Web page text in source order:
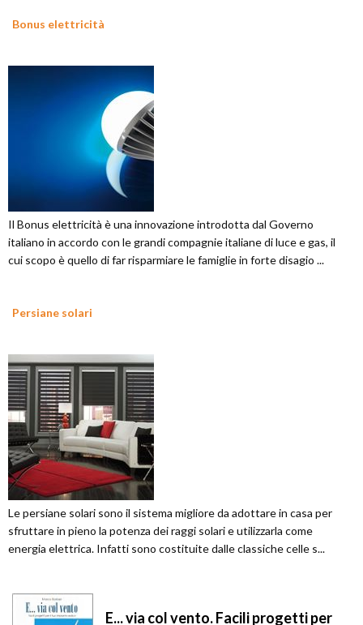
Bonus elettricità
Il Bonus elettricità è una innovazione introdotta dal Governo
italiano in accordo con le grandi compagnie italiane di luce e gas, il
cui scopo è quello di far risparmiare le famiglie in forte disagio ...
Persiane solari
Le persiane solari sono il sistema migliore da adottare in casa per
sfruttare in pieno la potenza dei raggi solari e utilizzarla come
energia elettrica. Infatti sono costituite dalle classiche celle s...
E... via col vento. Facili progetti per